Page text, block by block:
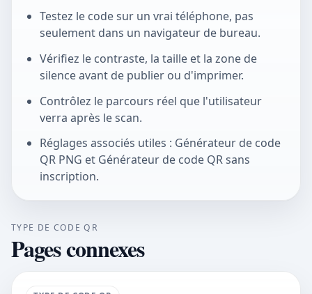
Testez le code sur un vrai téléphone, pas
seulement dans un navigateur de bureau.
Vérifiez le contraste, la taille et la zone de
silence avant de publier ou d'imprimer.
Contrôlez le parcours réel que l'utilisateur
verra après le scan.
Réglages associés utiles : Générateur de code
QR PNG et Générateur de code QR sans
inscription.
TYPE DE CODE QR
Pages connexes